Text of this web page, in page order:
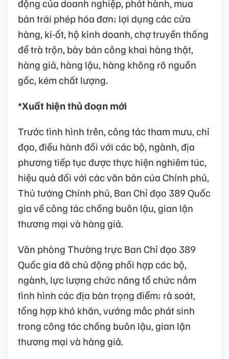
động của doanh nghiệp, phát hành, mua
bán trái phép hóa đơn; lợi dụng các cửa
hàng, ki-ốt, hộ kinh doanh, chợ truyền thống
để trà trộn, bày bán công khai hàng thật,
hàng giả, hàng lậu, hàng không rõ nguồn
gốc, kém chất lượng.
*Xuất hiện thủ đoạn mới
Trước tình hình trên, công tác tham mưu, chỉ
đạo, điều hành đối với các bộ, ngành, địa
phương tiếp tục được thực hiện nghiêm túc,
hiệu quả đối với các văn bản của Chính phủ,
Thủ tướng Chính phủ, Ban Chỉ đạo 389 Quốc
gia về công tác chống buôn lậu, gian lận
thương mại và hàng giả.
Văn phòng Thường trực Ban Chỉ đạo 389
Quốc gia đã chủ động phối hợp các bộ,
ngành, lực lượng chức năng tổ chức nắm
tình hình các địa bàn trọng điểm; rà soát,
tổng hợp khó khăn, vướng mắc phát sinh
trong công tác chống buôn lậu, gian lận
thương mại và hàng giả.